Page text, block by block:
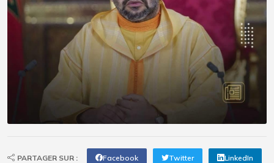
PARTAGER SUR : Facebook Twitter LinkedIn